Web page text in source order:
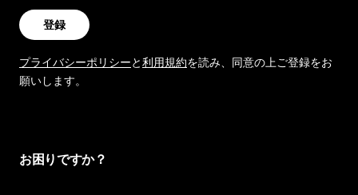
登録
プライバシーポリシーと利用規約を読み、同意の上ご登録をお
願いします。
お困りですか？